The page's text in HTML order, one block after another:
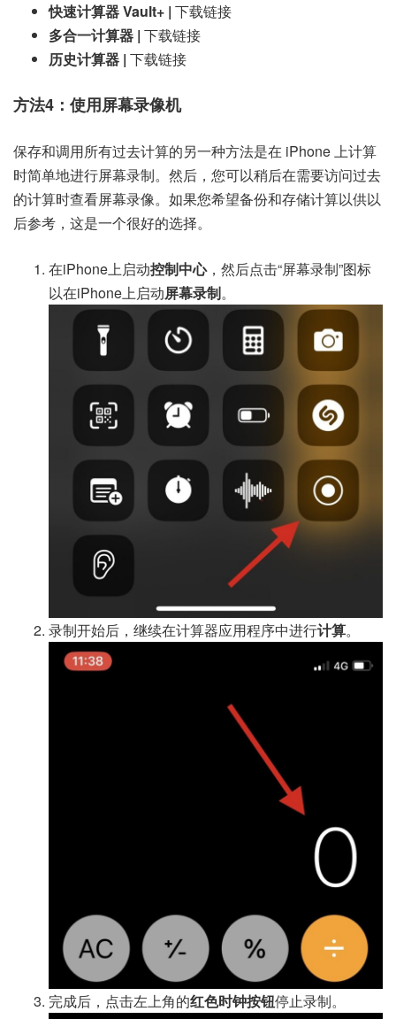
快速计算器 Vault+ | 下载链接
多合一计算器 | 下载链接
历史计算器 | 下载链接
方法4：使用屏幕录像机
保存和调用所有过去计算的另一种方法是在 iPhone 上计算
时简单地进行屏幕录制。然后，您可以稍后在需要访问过去
的计算时查看屏幕录像。如果您希望备份和存储计算以供以
后参考，这是一个很好的选择。
在iPhone上启动控制中心，然后点击“屏幕录制”图标
以在iPhone上启动屏幕录制。
录制开始后，继续在计算器应用程序中进行计算。
完成后，点击左上角的红色时钟按钮停止录制。